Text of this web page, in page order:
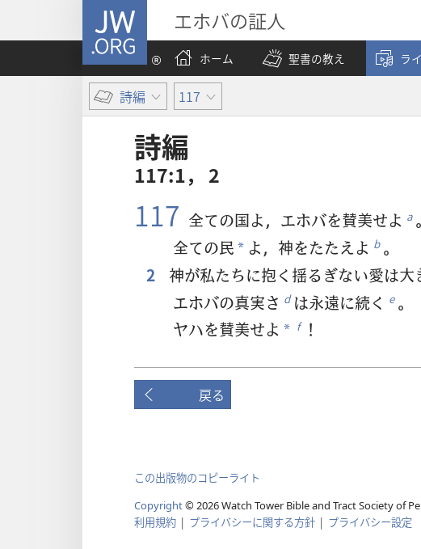
JW.ORG エホバの証人
ホーム
聖書の教え ラ
詩編 117
詩編
117:1， 2
117 全ての国よ，エホバを賛美せよ a 。
全ての民 * よ，神をたたえよ b 。
2
神が私たちに抱く揺るぎない愛は大
エホバの真実さ d は永遠に続く e 。
ヤハを賛美せよ * f ！
戻る
この出版物のコピーライト
Copyright©2026Watch Tower Bible and Tract Society of
利用規約 | プライバシーに関する方針 | プライバシー設定